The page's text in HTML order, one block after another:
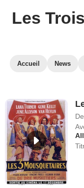
Les
Accueil News
De